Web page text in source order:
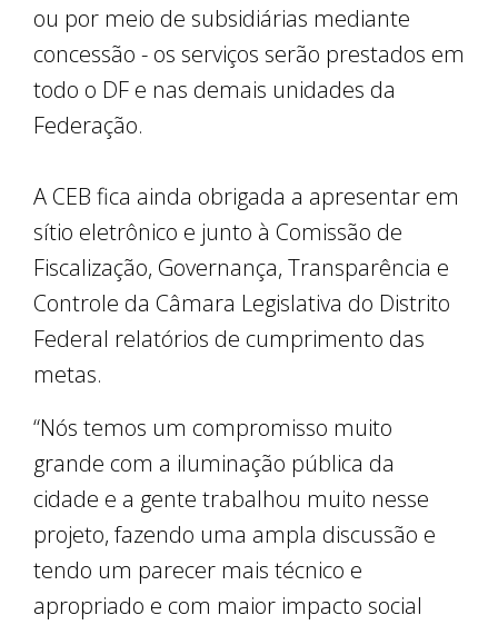
ou por meio de subsidiárias mediante
concessão - os serviços serão prestados em
todo o DF e nas demais unidades da
Federação.
A CEB fica ainda obrigada a apresentar em
sítio eletrônico e junto à Comissão de
Fiscalização, Governança, Transparência e
Controle da Câmara Legislativa do Distrito
Federal relatórios de cumprimento das
metas.
“Nós temos um compromisso muito
grande com a iluminação pública da
cidade e a gente trabalhou muito nesse
projeto, fazendo uma ampla discussão e
tendo um parecer mais técnico e
apropriado e com maior impacto social